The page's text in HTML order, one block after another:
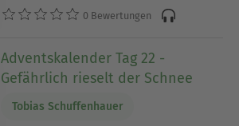
0 Bewertungen
Adventskalender Tag 22 -
Gefährlich rieselt der Schnee
Tobias Schuffenhauer